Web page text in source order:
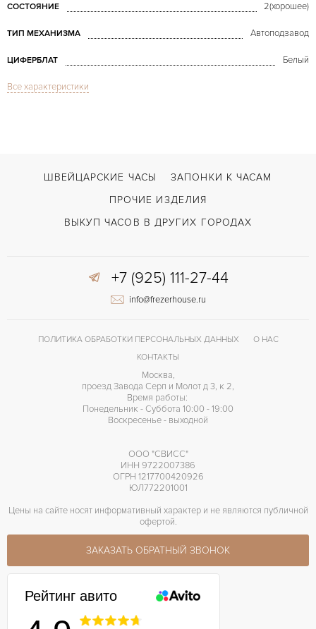
СОСТОЯНИЕ 2(хорошее)
ТИП МЕХАНИЗМА Автоподзавод
ЦИФЕРБЛАТ Белый
СТЕКЛО
ВОЗМОЖНОСТИ ДОСТАВКИ С документами, С футляром
ЦВЕТ БРАСЛЕТА
Все характеристики
ШВЕЙЦАРСКИЕ ЧАСЫ
ЗАПОНКИ К ЧАСАМ
ПРОЧИЕ ИЗДЕЛИЯ
ВЫКУП ЧАСОВ В ДРУГИХ ГОРОДАХ
+7 (925) 111-27-44
info@frezerhouse.ru
ПОЛИТИКА ОБРАБОТКИ ПЕРСОНАЛЬНЫХ ДАННЫХ
О НАС
КОНТАКТЫ
Москва,
проезд Завода Серп и Молот д 3, к 2,
Время работы:
Понедельник - Суббота 10:00 - 19:00
Воскресенье - выходной
ООО "СВИСС"
ИНН 9722007386
ОГРН 1217700420926
ЮЛ772201001
Цены на сайте носят информативный характер и не являются публичной
офертой.
ЗАКАЗАТЬ ОБРАТНЫЙ ЗВОНОК
Рейтинг авито